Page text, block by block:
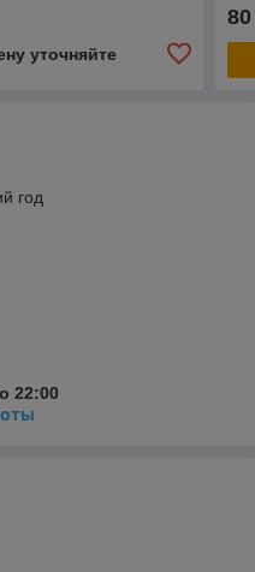
уточняйте
80
год
22:00